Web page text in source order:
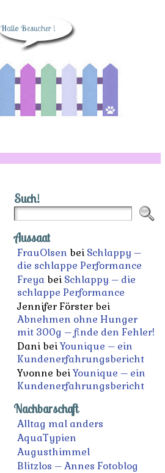
Hallo Besucher !
Such!
Aussaat
FrauOlsen bei Schlappy –
die schlappe Performance
Freyabei Schlappy – die
schlappe Performance
Jennifer Försterbei
Abnehmen ohne Hunger
mit 300g – finde den Fehler!
DanibeiYounique – ein
Kundenerfahrungsbericht
Yvonne beiYounique – ein
Kundenerfahrungsbericht
Nachbarschaft
Alltag mal anders
AquaTypien
Augusthimmel
Blitzlos – Annes Fotoblog